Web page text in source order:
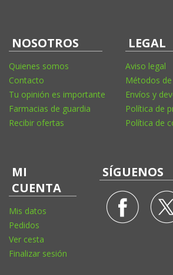
NOSOTROS
Quienes somos
Contacto
Tu opinión es importante
Farmacias de guardia
Recibir ofertas
LEGAL
Aviso legal
Métodos
Envíos y
Política de
Política de
MI
CUENTA
Mis datos
Pedidos
Ver cesta
Finalizar sesión
SÍGUENOS